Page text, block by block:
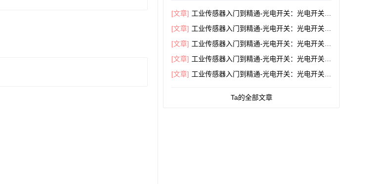
[文章] 工业传感器入门到精通-光电开关：光电开关和
接近开关的区别
[文章] 工业传感器入门到精通-光电开关：光电开关的
L和D代表什么？
[文章] 工业传感器入门到精通-光电开关：光电开关传
感器原理及有几种类型
[文章] 工业传感器入门到精通-光电开关：光电开关传
感器原理及接线
[文章] 工业传感器入门到精通-光电开关：光电开关N
Ta的全部文章